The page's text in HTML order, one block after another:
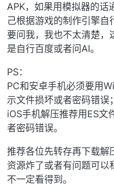
APK，如果用模拟器的
己根据游戏的制作引擎
要问我，我也不太清楚，
是自行百度或者问AI。
PS：
PC和安卓手机必须要用
示文件损坏或者密码错误；
iOS手机解压推荐用ES文
者密码错误。
推荐各位先转存再下载解
资源炸了或者有问题可以
不一定看得到。